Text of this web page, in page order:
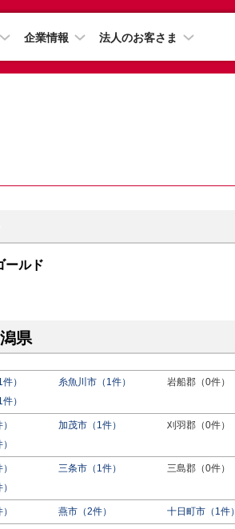
企業情報 法人のお客さま
ールド
県
） 糸魚川市（1件） 岩船郡（0件）
）
加茂市（1件） 刈羽郡（0件）
三条市（1件） 三島郡（0件）
燕市（2件） 十日町市（1件）